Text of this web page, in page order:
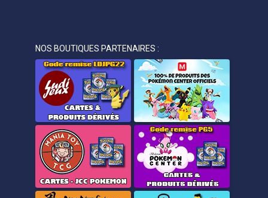
NOS BOUTIQUES PARTENAIRES :